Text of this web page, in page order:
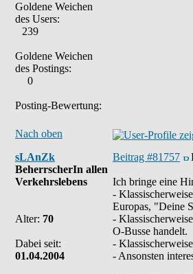
Goldene Weichen
des Users:
239
Goldene Weichen
des Postings:
0
Posting-Bewertung:
Nach oben
sLAnZk
BeherrscherIn allen
Verkehrslebens
Alter: 70
Dabei seit:
01.04.2004
Beitrag #81757
Ich bringe eine
-
Europas, "Deine
-
O-Busse handelt.
-
- Ansonsten